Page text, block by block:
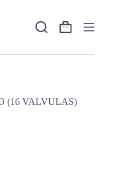
Shopping
(16 VALVULAS)